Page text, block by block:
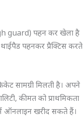
guard) पहन कर खेला है
पहनकर प्रैक्टिस करते
सामग्री मिलती है। अपने
कीमत को प्राथमिकता
ऑनलाइन खरीद सकते हैं।